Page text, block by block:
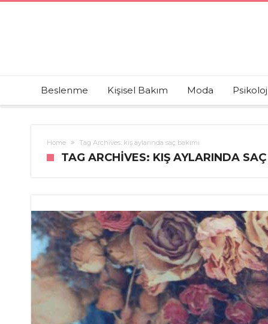
Beslenme Kişisel Bakım Moda
Home Tag Archives: kış aylarında saç bakımı
TAG ARCHIVES: KIŞ AYLARINDA